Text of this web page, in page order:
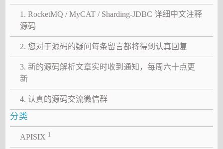
1. RocketMQ / MyCAT / Sharding-JDBC 详细中文注释
源码
2. 您对于源码的疑问每条留言都将得到认真回复
3. 新的源码解析文章实时收到通知，每周六十点更
新
4. 认真的源码交流微信群
分类
APISIX 1